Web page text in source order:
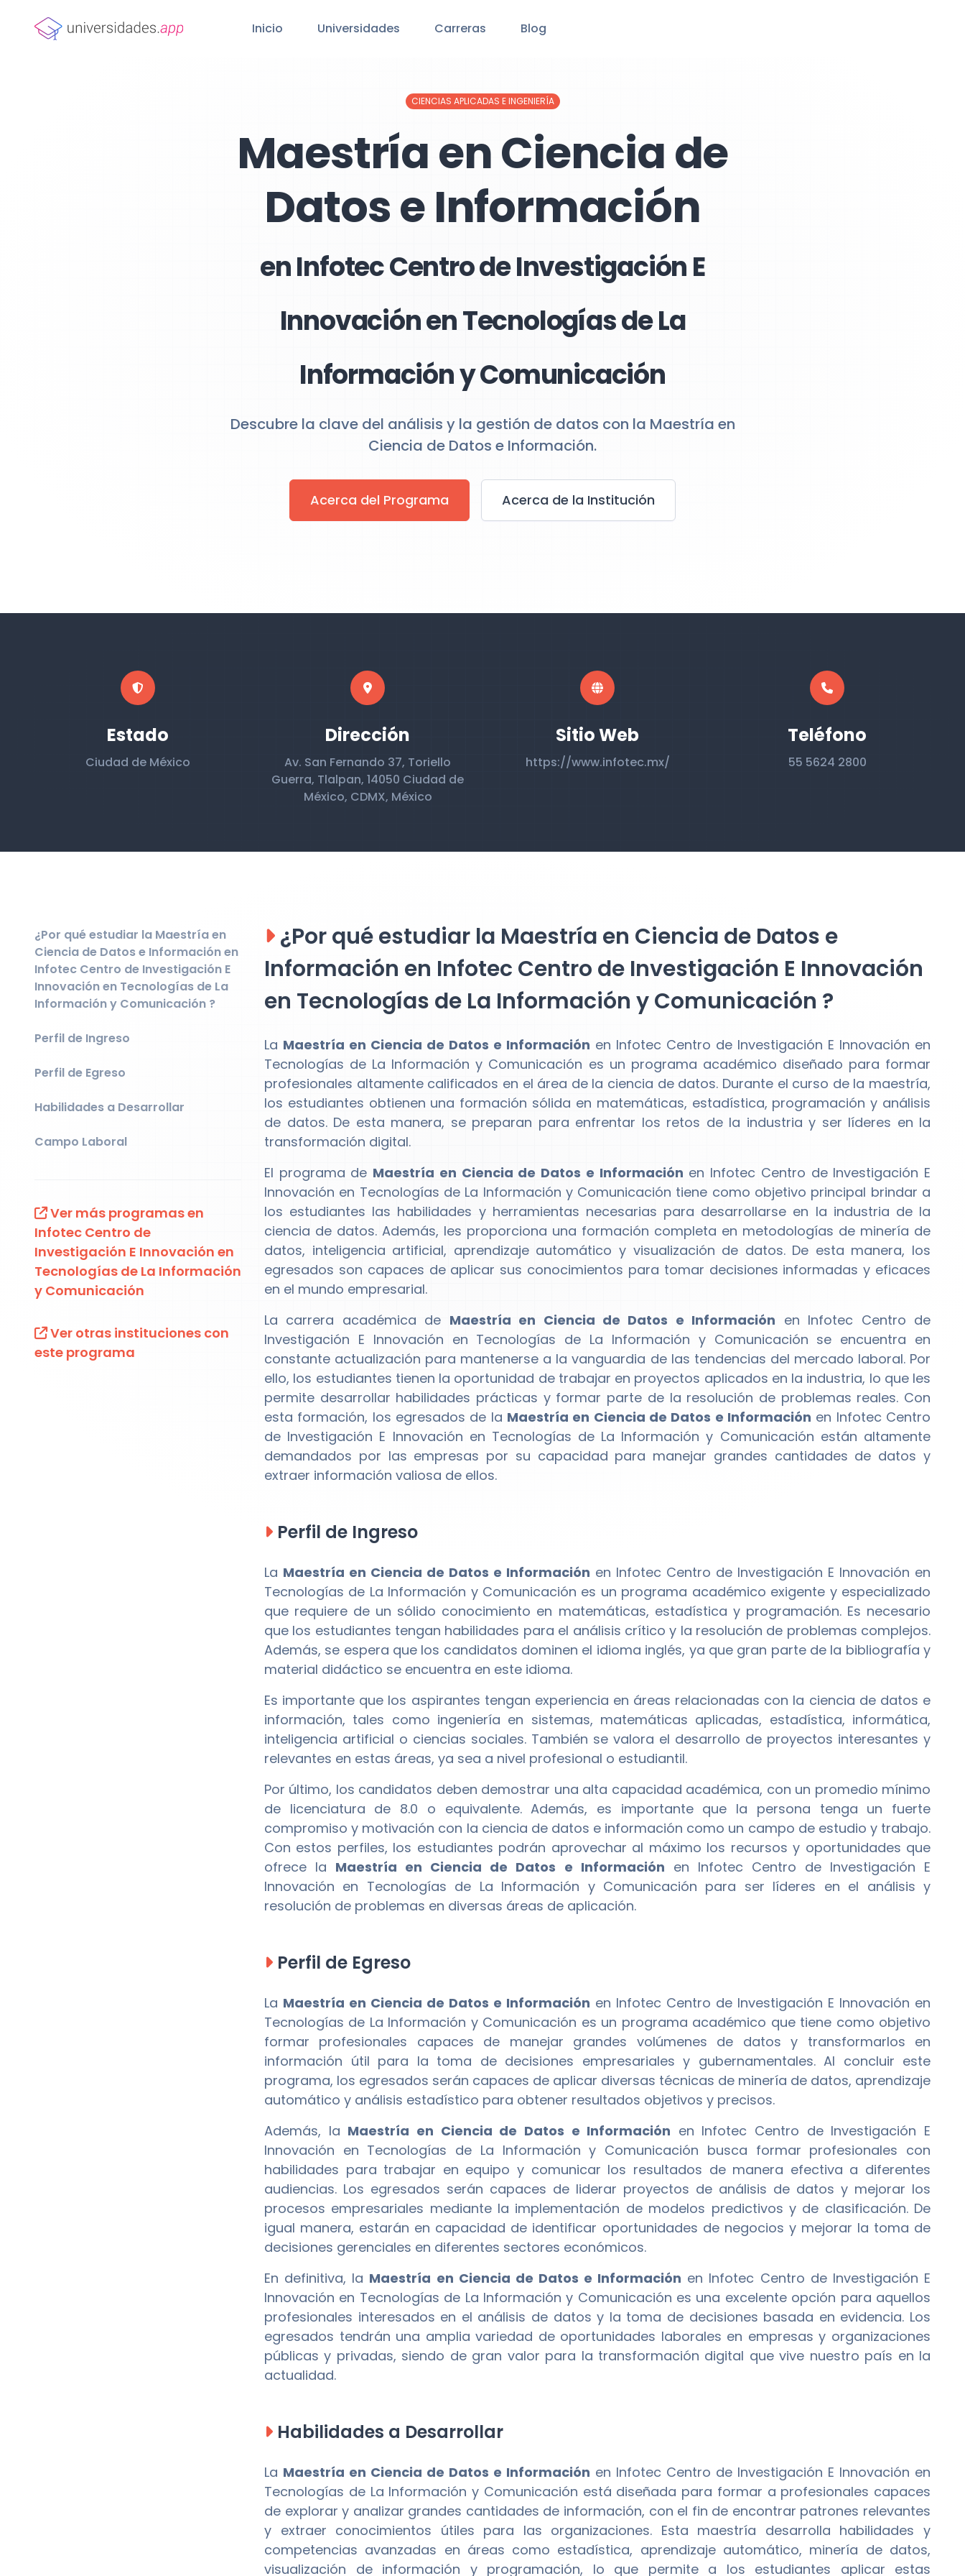
Inicio Universidades Carreras Blog
CIENCIAS APLICADAS E INGENIERÍA
Maestría en Ciencia de
Datos e Información
en Infotec Centro de Investigación E
Innovación en Tecnologías de La
Información y Comunicación
Descubre la clave del análisis y la gestión de datos con la Maestría en
Ciencia de Datos e Información.
Acerca del Programa Acerca de la Institución
Estado
Ciudad de México
Dirección
Av. San Fernando 37, Toriello
Guerra, Tlalpan, 14050 Ciudad de
México, CDMX, México
Sitio Web
https://www.infotec.mx/
Teléfono
55 5624 2800
¿Por qué estudiar la Maestría en
Ciencia de Datos e Información en
Infotec Centro de Investigación E
Innovación en Tecnologías de La
Información y Comunicación ?
Perfil de Ingreso
Perfil de Egreso
Habilidades a Desarrollar
Campo Laboral
Ver más programas en
Infotec Centro de
Investigación E Innovación en
Tecnologías de La Información
y Comunicación
Ver otras instituciones con
este programa
¿Por qué estudiar la Maestría en Ciencia de Datos e
Información en Infotec Centro de Investigación E Innovación
en Tecnologías de La Información y Comunicación ?
La Maestría en Ciencia de Datos e Información en Infotec Centro de Investigación E Innovación en
Tecnologías de La Información y Comunicación es un programa académico diseñado para formar
profesionales altamente calificados en el área de la ciencia de datos. Durante el curso de la maestría,
los estudiantes obtienen una formación sólida en matemáticas, estadística, programación y análisis
de datos. De esta manera, se preparan para enfrentar los retos de la industria y ser líderes en la
transformación digital.
El programa de Maestría en Ciencia de Datos e Información en Infotec Centro de Investigación E
Innovación en Tecnologías de La Información y Comunicación tiene como objetivo principal brindar a
los estudiantes las habilidades y herramientas necesarias para desarrollarse en la industria de la
ciencia de datos. Además, les proporciona una formación completa en metodologías de minería de
datos, inteligencia artificial, aprendizaje automático y visualización de datos. De esta manera, los
egresados son capaces de aplicar sus conocimientos para tomar decisiones informadas y eficaces
en el mundo empresarial.
La carrera académica de Maestría en Ciencia de Datos e Información en Infotec Centro de
Investigación E Innovación en Tecnologías de La Información y Comunicación se encuentra en
constante actualización para mantenerse a la vanguardia de las tendencias del mercado laboral. Por
ello, los estudiantes tienen la oportunidad de trabajar en proyectos aplicados en la industria, lo que les
permite desarrollar habilidades prácticas y formar parte de la resolución de problemas reales. Con
esta formación, los egresados de la Maestría en Ciencia de Datos e Información en Infotec Centro
de Investigación E Innovación en Tecnologías de La Información y Comunicación están altamente
demandados por las empresas por su capacidad para manejar grandes cantidades de datos y
extraer información valiosa de ellos.
Perfil de Ingreso
La Maestría en Ciencia de Datos e Información en Infotec Centro de Investigación E Innovación en
Tecnologías de La Información y Comunicación es un programa académico exigente y especializado
que requiere de un sólido conocimiento en matemáticas, estadística y programación. Es necesario
que los estudiantes tengan habilidades para el análisis crítico y la resolución de problemas complejos.
Además, se espera que los candidatos dominen el idioma inglés, ya que gran parte de la bibliografía y
material didáctico se encuentra en este idioma.
Es importante que los aspirantes tengan experiencia en áreas relacionadas con la ciencia de datos e
información, tales como ingeniería en sistemas, matemáticas aplicadas, estadística, informática,
inteligencia artificial o ciencias sociales. También se valora el desarrollo de proyectos interesantes y
relevantes en estas áreas, ya sea a nivel profesional o estudiantil.
Por último, los candidatos deben demostrar una alta capacidad académica, con un promedio mínimo
de licenciatura de 8.0 o equivalente. Además, es importante que la persona tenga un fuerte
compromiso y motivación con la ciencia de datos e información como un campo de estudio y trabajo.
Con estos perfiles, los estudiantes podrán aprovechar al máximo los recursos y oportunidades que
ofrece la Maestría en Ciencia de Datos e Información en Infotec Centro de Investigación E
Innovación en Tecnologías de La Información y Comunicación para ser líderes en el análisis y
resolución de problemas en diversas áreas de aplicación.
Perfil de Egreso
La Maestría en Ciencia de Datos e Información en Infotec Centro de Investigación E Innovación en
Tecnologías de La Información y Comunicación es un programa académico que tiene como objetivo
formar profesionales capaces de manejar grandes volúmenes de datos y transformarlos en
información útil para la toma de decisiones empresariales y gubernamentales. Al concluir este
programa, los egresados serán capaces de aplicar diversas técnicas de minería de datos, aprendizaje
automático y análisis estadístico para obtener resultados objetivos y precisos.
Además, la Maestría en Ciencia de Datos e Información en Infotec Centro de Investigación E
Innovación en Tecnologías de La Información y Comunicación busca formar profesionales con
habilidades para trabajar en equipo y comunicar los resultados de manera efectiva a diferentes
audiencias. Los egresados serán capaces de liderar proyectos de análisis de datos y mejorar los
procesos empresariales mediante la implementación de modelos predictivos y de clasificación. De
igual manera, estarán en capacidad de identificar oportunidades de negocios y mejorar la toma de
decisiones gerenciales en diferentes sectores económicos.
En definitiva, la Maestría en Ciencia de Datos e Información en Infotec Centro de Investigación E
Innovación en Tecnologías de La Información y Comunicación es una excelente opción para aquellos
profesionales interesados en el análisis de datos y la toma de decisiones basada en evidencia. Los
egresados tendrán una amplia variedad de oportunidades laborales en empresas y organizaciones
públicas y privadas, siendo de gran valor para la transformación digital que vive nuestro país en la
actualidad.
Habilidades a Desarrollar
La Maestría en Ciencia de Datos e Información en Infotec Centro de Investigación E Innovación en
Tecnologías de La Información y Comunicación está diseñada para formar a profesionales capaces
de explorar y analizar grandes cantidades de información, con el fin de encontrar patrones relevantes
y extraer conocimientos útiles para las organizaciones. Esta maestría desarrolla habilidades y
competencias avanzadas en áreas como estadística, aprendizaje automático, minería de datos,
visualización de información y programación, lo que permite a los estudiantes aplicar estas